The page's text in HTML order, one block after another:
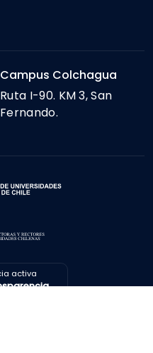
Campus Colchagua
Ruta I-90. KM 3, San
Fernando.
activa